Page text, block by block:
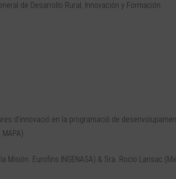
de Desarrollo Rural, Innovación y Formación
d’innovació en la programació de
Misión. Eurofins INGENASA) & Sra. Rocío Lansac